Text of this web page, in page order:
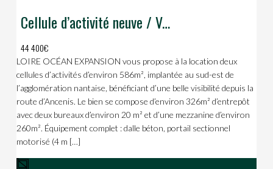
Cellule d’activité neuve / VALLET
44 400€
LOIRE OCÉAN EXPANSION vous propose à la location deux
cellules d’activités d’environ 586m², implantée au sud-est de
l’agglomération nantaise, bénéficiant d’une belle visibilité depuis la
route d’Ancenis. Le bien se compose d’environ 326m² d’entrepôt
avec deux bureaux d’environ 20 m² et d’une mezzanine d’environ
260m². Équipement complet : dalle béton, portail sectionnel
motorisé (4 m […]